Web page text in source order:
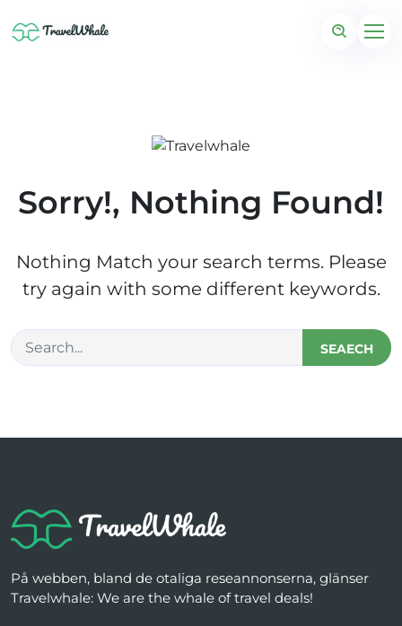
Sorry!, Nothing Found!
Nothing Match your search terms. Please
try again with some different keywords.
SEAECH
På webben, bland de otaliga reseannonserna, glänser
Travelwhale: We are the whale of travel deals!